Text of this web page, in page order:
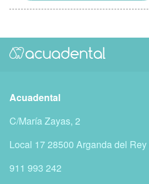
Acuadental
C/María Zayas, 2
Local 1728500 Arganda del Rey
911 993 242